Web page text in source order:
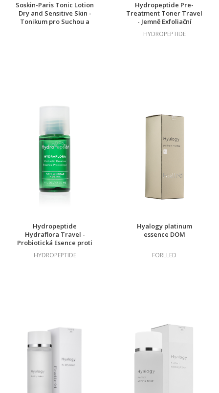
Soskin-Paris Tonic Lotion
Dry and Sensitive Skin -
Tonikum pro Suchou a
Hydropeptide Pre-
Treatment Toner Travel
- Jemně Exfoliační
Tonikum TRAVEL
HYDROPEPTIDE
Hydropeptide
Hydraflora Travel -
Probiotická Esence proti
Stárnutí Pleti TRAVEL
HYDROPEPTIDE
Hyalogy platinum
essence DOM
FORLLED